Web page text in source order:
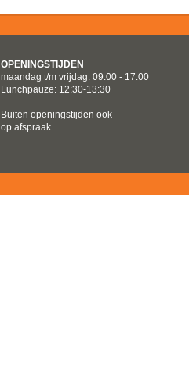
OPENINGSTIJDEN
maandag t/m vrijdag: 09:00 - 17:00
Lunchpauze: 12:30-13:30
Buiten openingstijden ook
op afspraak